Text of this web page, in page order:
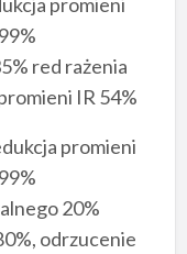
red rażenia
IR 54%
promieni
20%
odrzucenie